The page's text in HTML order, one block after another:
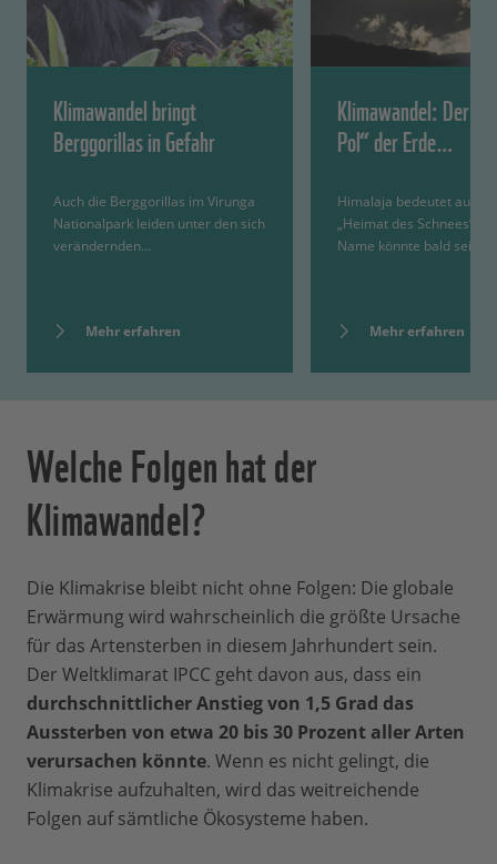
Klimawandel bringt
Berggorillas in Gefahr
Auch die Berggorillas im Virunga
Nationalpark leiden unter den sich
verändernden…
Mehr erfahren
Klimawandel: Der
Pol“ der Erde…
Himalaja bedeutet auf
„Heimat des Schnees“.
Name könnte bald seine…
Mehr erfahren
Welche Folgen hat der
Klimawandel?
Die Klimakrise bleibt nicht ohne Folgen: Die globale
Erwärmung wird wahrscheinlich die größte Ursache
für das Artensterben in diesem Jahrhundert sein.
Der Weltklimarat IPCC geht davon aus, dass ein
durchschnittlicher Anstieg von 1,5 Grad das
Aussterben von etwa 20 bis 30 Prozent aller Arten
verursachen könnte. Wenn es nicht gelingt, die
Klimakrise aufzuhalten, wird das weitreichende
Folgen auf sämtliche Ökosysteme haben.